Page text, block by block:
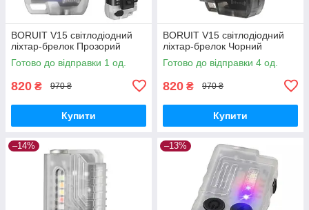
BORUIT V15 світлодіодний
ліхтар-брелок Прозорий
Готово до відправки 1 од.
820 ₴ 970 ₴
Купити
BORUIT V15 світлодіодний
ліхтар-брелок Чорний
Готово до відправки 4 од.
820 ₴ 970 ₴
Купити
–14% –13%